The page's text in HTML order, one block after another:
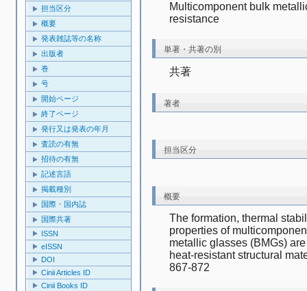
担当区分
概要
発表雑誌等の名称
出版者
巻
号
開始ページ
終了ページ
発行又は発表の年月
査読の有無
招待の有無
記述言語
掲載種別
国際・国内誌
国際共著
ISSN
eISSN
DOI
Cinii Articles ID
Cinii Books ID
Multicomponent bulk
resistance
単著・共著の別
共著
著者
担当区分
概要
The formation, thermal
properties of
metallic glasses (BMGs)
heat-resistant structural
867-872